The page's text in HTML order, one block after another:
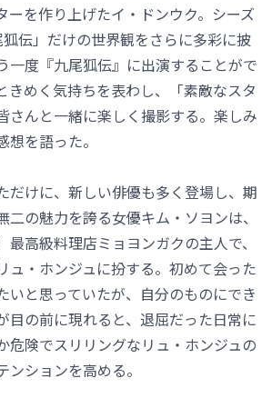
ーを作り上げたイ・ドンウク。シーズ
伝」だけの世界観をさらに多彩に披
一度『九尾狐伝』に出演することがで
きめく気持ちを表わし、「素敵なスタ
さんと一緒に楽しく撮影する。楽しみ
を語った。
だけに、新しい俳優も多く登場し、期
の魅力を誇る女優キム・ソヨンは、
高級料理店ミョヨンガクの主人で、
ュ・ホンジュに扮する。初めて会った
いと思っていたが、自分のものにでき
目の前に現れると、退屈だった日常に
危険でスリリングなリュ・ホンジュの
ションを高める。